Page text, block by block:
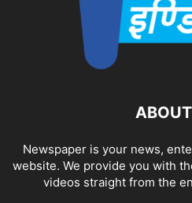
Newspaper is your news,
website. We provide you with
videos straight from the